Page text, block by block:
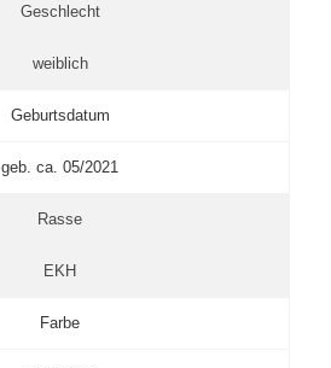
Geschlecht
weiblich
Geburtsdatum
geb. ca. 05/2021
Rasse
EKH
Farbe